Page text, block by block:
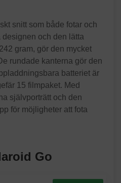
snitt som både fotar och
och den lätta
gram, gör den mycket
rundade kanterna gör den
batteriet är
15 filmpaket. Med
självporträtt och den
för möjligheter att fota
Go